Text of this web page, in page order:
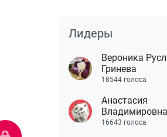
Лидеры
Вероника
Гринева
18544 голоса
Анастасия
16643 голоса